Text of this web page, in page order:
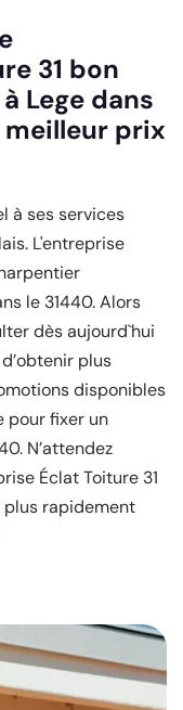
31 bon
Lege dans
prix
à ses services
L'entreprise
le 31440. Alors
dès aujourd`hui
plus
disponibles
pour fixer un
N’attendez
Éclat Toiture 31
rapidement